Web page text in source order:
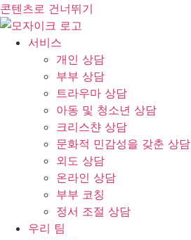
콘텐츠로 건너뛰기
서비스
개인 상담
부부 상담
트라우마 상담
아동 및 청소년 상담
크리스챤 상담
문화적 민감성을 갖춘 상담
외도 상담
온라인 상담
부부 코칭
정서 조절 상담
우리 팀